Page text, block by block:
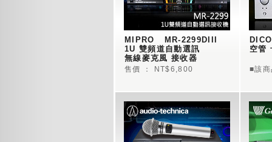
MIPRO   MR-2299DIII
1U 雙頻道自動選訊
無線麥克風 接收器
售價 ： NT$6,800
空管
■該